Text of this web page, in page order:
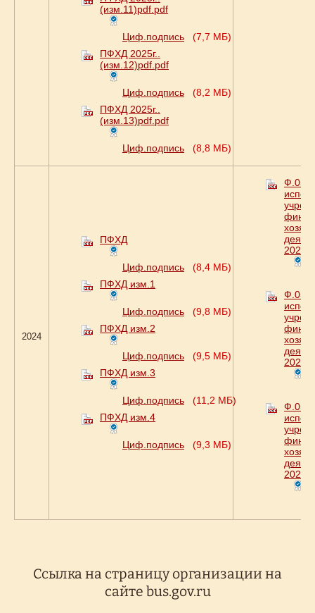
(изм.11)pdf.pdf
Циф.подпись
(7,7 МБ)
ПФХД 2025г..
(изм.12)pdf.pdf
Циф.подпись
(8,2 МБ)
ПФХД 2025г..
(изм.13)pdf.pdf
Циф.подпись (8,8 МБ)
2024
ПФХД
Циф.подпись
(8,4 МБ)
ПФХД изм.1
Циф.подпись
(9,8 МБ)
ПФХД изм.2
Циф.подпись
(9,5 МБ)
ПФХД изм.3
Циф.подпись
(11,2 МБ)
ПФХД изм.4
Циф.подпись (9,3 МБ)
Ccылка на страницу организации на
сайте bus.gov.ru